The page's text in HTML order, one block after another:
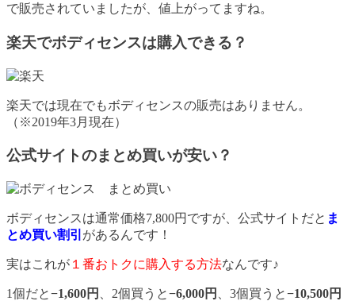
で販売されていましたが、値上がってますね。
楽天でボディセンスは購入できる？
楽天では現在でもボディセンスの販売はありません。
（※2019年3月現在）
公式サイトのまとめ買いが安い？
ボディセンスは通常価格7,800円ですが、公式サイトだと ま
とめ買い割引 があるんです！
実はこれが １番おトクに購入する方法なんです♪
1個だと−1,600円 、2個買うと−6,000円 、3個買うと−10,500円